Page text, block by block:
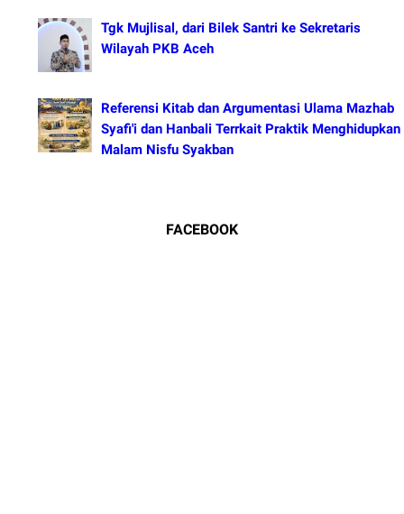
Tgk Mujlisal, dari Bilek Santri ke Sekretaris
Wilayah PKB Aceh
Referensi Kitab dan Argumentasi Ulama Mazhab
Syafi'i dan Hanbali Terrkait Praktik Menghidupkan
Malam Nisfu Syakban
FACEBOOK